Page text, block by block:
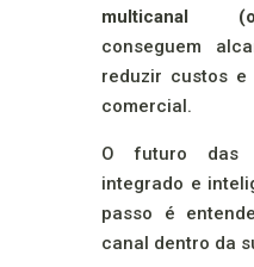
multicanal
conseguem
reduzir custos
comercial.
O futuro das
integrado e
passo é
canal dentro da